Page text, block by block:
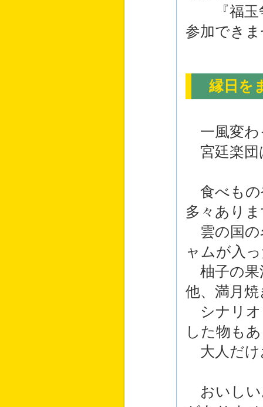
『福玉争
参加でき
縁日を
一風変わ
宮廷楽団
食べもの
多々あり
雲の国の
ャムが入
柚子の果
他、満月
シナリオ
した物も
大人だけ
おいしい